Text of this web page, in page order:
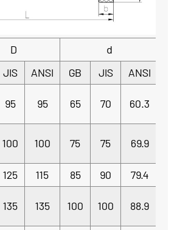
D
d
JIS ANSI GB JIS ANSI
95 95 65 70 60.3
100 100 75 75 69.9
125 115 85 90 79.4
135 135 100 100 88.9